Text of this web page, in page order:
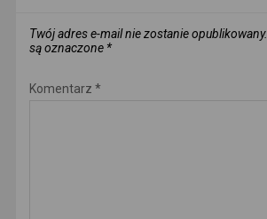
Twój adres e-mail nie zostanie opublikowany.
są oznaczone *
Komentarz *